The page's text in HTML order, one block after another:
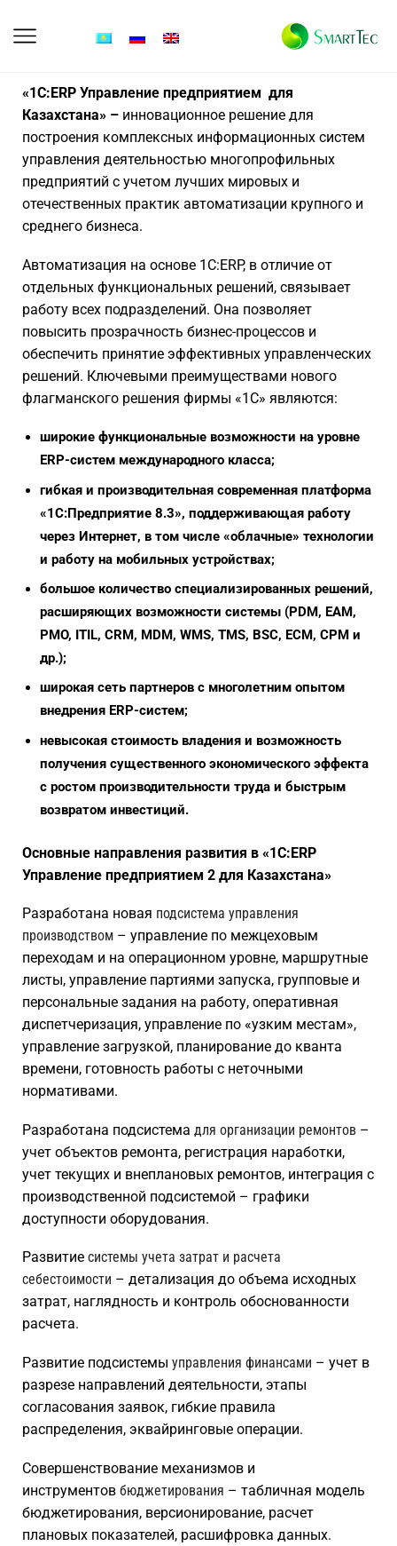
«1С:ERP Управление предприятием для
Казахстана» – инновационное решение для
построения комплексных информационных систем
управления деятельностью многопрофильных
предприятий с учетом лучших мировых и
отечественных практик автоматизации крупного и
среднего бизнеса.
Автоматизация на основе 1C:ERP, в отличие от
отдельных функциональных решений, связывает
работу всех подразделений. Она позволяет
повысить прозрачность бизнес-процессов и
обеспечить принятие эффективных управленческих
решений. Ключевыми преимуществами нового
флагманского решения фирмы «1С» являются:
широкие функциональные возможности на уровне
ERP-систем международного класса;
гибкая и производительная современная платформа
«1С:Предприятие 8.3», поддерживающая работу
через Интернет, в том числе «облачные» технологии
и работу на мобильных устройствах;
большое количество специализированных решений,
расширяющих возможности системы (PDM, EAM,
PMO, ITIL, CRM, MDM, WMS, TMS, BSC, ECM, CPM и
др.);
широкая сеть партнеров с многолетним опытом
внедрения ERP-систем;
невысокая стоимость владения и возможность
получения существенного экономического эффекта
с ростом производительности труда и быстрым
возвратом инвестиций.
Основные направления развития в «1С:ERP
Управление предприятием 2 для Казахстана»
Разработана новая подсистема управления
производством – управление по межцеховым
переходам и на операционном уровне, маршрутные
листы, управление партиями запуска, групповые и
персональные задания на работу, оперативная
диспетчеризация, управление по «узким местам»,
управление загрузкой, планирование до кванта
времени, готовность работы с неточными
нормативами.
Разработана подсистема для организации ремонтов –
учет объектов ремонта, регистрация наработки,
учет текущих и внеплановых ремонтов, интеграция с
производственной подсистемой – графики
доступности оборудования.
Развитие системы учета затрат и расчета
себестоимости – детализация до объема исходных
затрат, наглядность и контроль обоснованности
расчета.
Развитие подсистемы управления финансами – учет в
разрезе направлений деятельности, этапы
согласования заявок, гибкие правила
распределения, эквайринговые операции.
Совершенствование механизмов и
инструментов бюджетирования – табличная модель
бюджетирования, версионирование, расчет
плановых показателей, расшифровка данных.